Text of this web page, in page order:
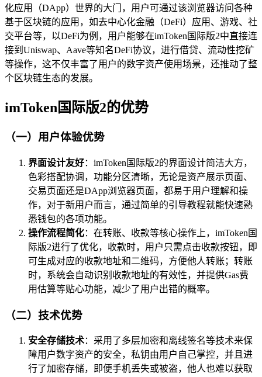
化应用（DApp）世界的大门，用户可通过该浏览器访问各种
基于区块链的应用，如去中心化金融（DeFi）应用、游戏、社
交平台等，以DeFi为例，用户能够在imToken国际版2中直接连
接到Uniswap、Aave等知名DeFi协议，进行借贷、流动性挖矿
等操作，这不仅丰富了用户的数字资产使用场景，还推动了整
个区块链生态的发展。
imToken国际版2的优势
（一）用户体验优势
界面设计友好：imToken国际版2的界面设计简洁大方，
色彩搭配协调，功能分区清晰，无论是资产展示页面、
交易页面还是DApp浏览器页面，都易于用户理解和操
作，对于新用户而言，通过简单的引导教程就能快速熟
悉钱包的各项功能。
操作流程简化：在转账、收款等核心操作上，imToken国
际版2进行了优化，收款时，用户只需点击收款按钮，即
可生成对应的收款地址和二维码，方便他人转账；转账
时，系统会自动识别收款地址的有效性，并提供Gas费
用估算等贴心功能，减少了用户出错的概率。
（二）技术优势
安全存储技术：采用了多层加密和离线签名等技术来保
障用户数字资产的安全，私钥由用户自己掌控，并且进
行了加密存储，即便手机丢失或被盗，他人也难以获取